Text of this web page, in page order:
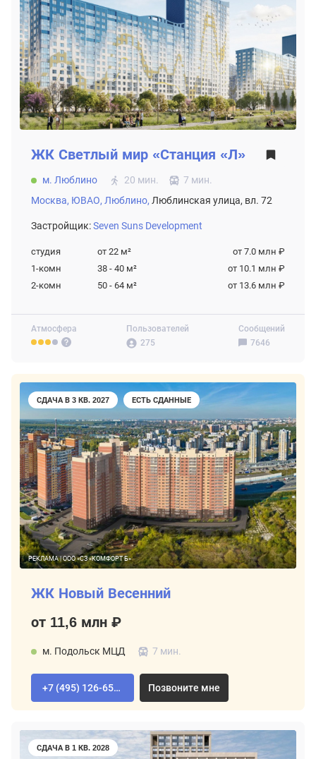
Атмосфера
Пользователей
275
Сообщений
7646
ЖК Светлый мир «Станция «Л»
м. Люблино 20 мин.
7 мин.
Москва, ЮВАО, Люблино, Люблинская улица, вл. 72
Застройщик:Seven Suns Development
студия от 22 м²
от 7.0 млн ₽
1-комн
38 - 40 м²
от 10.1 млн ₽
2-комн
50 - 64 м² от 13.6 млн ₽
СДАЧА В 3 КВ. 2027 ЕСТЬ СДАННЫЕ
РЕКЛАМА | ООО «СЗ «КОМФОРТ Б»
ЖК Новый Весенний
от 11,6 млн ₽
м. Подольск МЦД 7 мин.
+7 (495) 126-65-04 Позвоните мне
СДАЧА В 1 КВ. 2028